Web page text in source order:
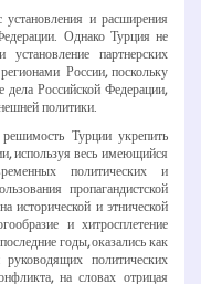
и расширения
Однако Турция не
партнерских
России, поскольку
дела Российской Федерации,
политики.
Турции укрепить
используя весь имеющийся
политических и
пропагандистской
исторической и этнической
и хитросплетение
годы, оказались как
политических
на словах отрицая